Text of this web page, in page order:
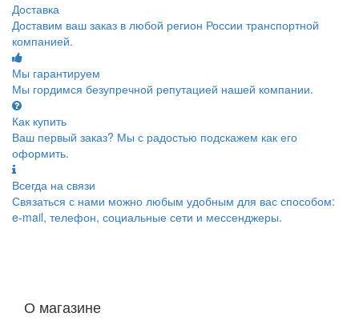
Доставка
Доставим ваш заказ в любой регион России транспортной
компанией.
Мы гарантируем
Мы гордимся безупречной репутацией нашей компании.
Как купить
Ваш первый заказ? Мы с радостью подскажем как его
оформить.
Всегда на связи
Связаться с нами можно любым удобным для вас способом:
e-mail, телефон, социальные сети и мессенджеры.
О магазине